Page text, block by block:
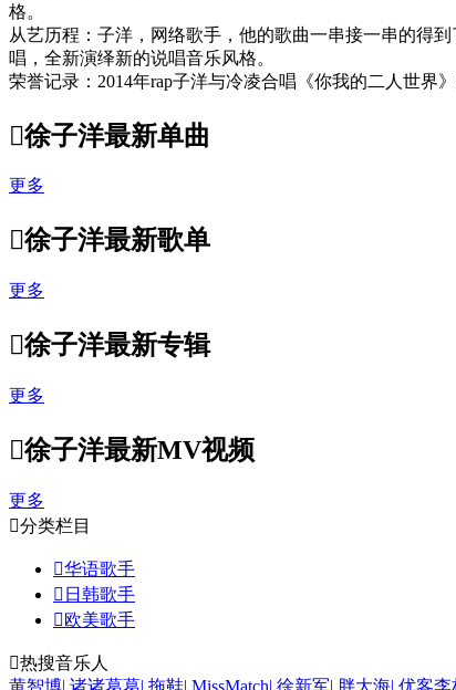
格。
从艺历程：子洋，网络歌手，他的歌曲一串接一串的得
唱，全新演绎新的说唱音乐风格。
荣誉记录：2014年rap子洋与冷凌合唱《你我的二人世界
徐子洋最新单曲
更多
徐子洋最新歌单
更多
徐子洋最新专辑
更多
徐子洋最新MV视频
更多
分类栏目
华语歌手
 日韩歌手
欧美歌手
热搜音乐人
黄智博| 诸诸葛葛| 拖鞋| MissMatch| 徐新军| 胖大海| 优客李